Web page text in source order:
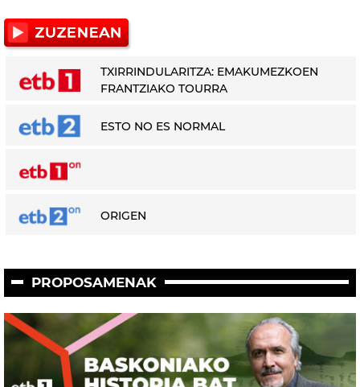
TXIRRINDULARITZA: EMAKUMEZKOEN
FRANTZIAKO TOURRA
ESTO NO ES NORMAL
ORIGEN
PROPOSAMENAK